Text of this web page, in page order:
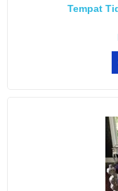
Tempat